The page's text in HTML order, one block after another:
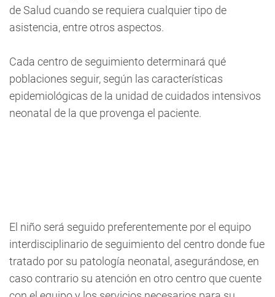
de Salud cuando se requiera cualquier tipo de
asistencia, entre otros aspectos.
Cada centro de seguimiento determinará qué
poblaciones seguir, según las características
epidemiológicas de la unidad de cuidados intensivos
neonatal de la que provenga el paciente.
El niño será seguido preferentemente por el equipo
interdisciplinario de seguimiento del centro donde fue
tratado por su patología neonatal, asegurándose, en
caso contrario su atención en otro centro que cuente